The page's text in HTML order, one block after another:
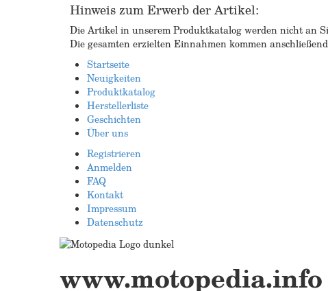
Hinweis zum Erwerb der Artikel:
Die Artikel in unserem Produktkatalog werden nicht an
Die gesamten erzielten Einnahmen kommen
Startseite
Neuigkeiten
Produktkatalog
Herstellerliste
Geschichten
Über uns
Registrieren
Anmelden
FAQ
Kontakt
Impressum
Datenschutz
www.motopedia.info